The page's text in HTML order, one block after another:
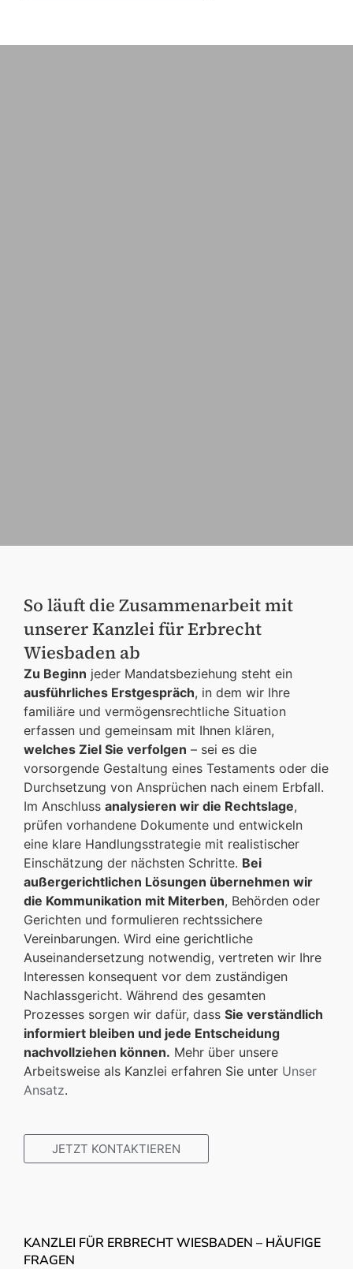
So läuft die Zusammenarbeit mit
unserer Kanzlei für Erbrecht
Wiesbaden ab
Zu Beginn jeder Mandatsbeziehung steht ein
ausführliches Erstgespräch, in dem wir Ihre
familiäre und vermögensrechtliche Situation
erfassen und gemeinsam mit Ihnen klären,
welches Ziel Sie verfolgen – sei es die
vorsorgende Gestaltung eines Testaments oder die
Durchsetzung von Ansprüchen nach einem Erbfall.
Im Anschluss analysieren wir die Rechtslage,
prüfen vorhandene Dokumente und entwickeln
eine klare Handlungsstrategie mit realistischer
Einschätzung der nächsten Schritte. Bei
außergerichtlichen Lösungen übernehmen wir
die Kommunikation mit Miterben, Behörden oder
Gerichten und formulieren rechtssichere
Vereinbarungen. Wird eine gerichtliche
Auseinandersetzung notwendig, vertreten wir Ihre
Interessen konsequent vor dem zuständigen
Nachlassgericht. Während des gesamten
Prozesses sorgen wir dafür, dass Sie verständlich
informiert bleiben und jede Entscheidung
nachvollziehen können. Mehr über unsere
Arbeitsweise als Kanzlei erfahren Sie unter Unser
Ansatz.
JETZT KONTAKTIEREN
KANZLEI FÜR ERBRECHT WIESBADEN – HÄUFIGE
FRAGEN